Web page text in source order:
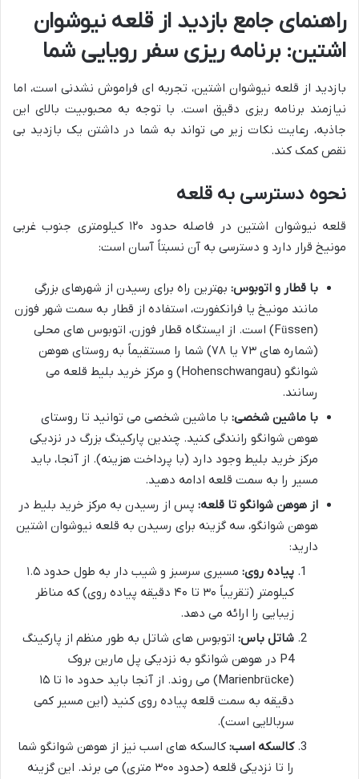
راهنمای جامع بازدید از قلعه نیوشوان
اشتین: برنامه ریزی سفر رویایی شما
بازدید از قلعه نیوشوان اشتین، تجربه ای فراموش نشدنی است، اما
نیازمند برنامه ریزی دقیق است. با توجه به محبوبیت بالای این
جاذبه، رعایت نکات زیر می تواند به شما در داشتن یک بازدید بی
نقص کمک کند.
نحوه دسترسی به قلعه
قلعه نیوشوان اشتین در فاصله حدود ۱۲۰ کیلومتری جنوب غربی
مونیخ قرار دارد و دسترسی به آن نسبتاً آسان است:
با قطار و اتوبوس: بهترین راه برای رسیدن از شهرهای بزرگی
مانند مونیخ یا فرانکفورت، استفاده از قطار به سمت شهر فوزن
(Füssen) است. از ایستگاه قطار فوزن، اتوبوس های محلی
(شماره های ۷۳ یا ۷۸) شما را مستقیماً به روستای هوهن
شوانگو (Hohenschwangau) و مرکز خرید بلیط قلعه می
رسانند.
با ماشین شخصی: با ماشین شخصی می توانید تا روستای
هوهن شوانگو رانندگی کنید. چندین پارکینگ بزرگ در نزدیکی
مرکز خرید بلیط وجود دارد (با پرداخت هزینه). از آنجا، باید
مسیر را به سمت قلعه ادامه دهید.
از هوهن شوانگو تا قلعه: پس از رسیدن به مرکز خرید بلیط در
هوهن شوانگو، سه گزینه برای رسیدن به قلعه نیوشوان اشتین
دارید:
پیاده روی:
مسیری سرسبز و شیب دار به طول حدود ۱.۵
کیلومتر (تقریباً ۳۰ تا ۴۰ دقیقه پیاده روی) که مناظر
زیبایی را ارائه می دهد.
شاتل باس: اتوبوس های شاتل به طور منظم از پارکینگ
P4 در هوهن شوانگو به نزدیکی پل مارین بروک
(Marienbrücke) می روند. از آنجا باید حدود ۱۰ تا ۱۵
دقیقه به سمت قلعه پیاده روی کنید (این مسیر کمی
سربالایی است).
کالسکه اسب: کالسکه های اسب نیز از هوهن شوانگو شما
را تا نزدیکی قلعه (حدود ۳۰۰ متری) می برند. این گزینه